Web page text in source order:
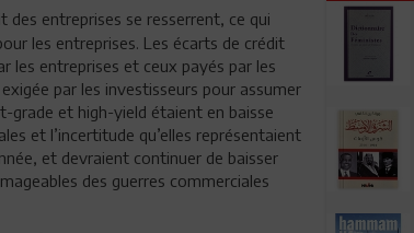
entreprises se resserrent, ce qui
les entreprises. Les écarts de crédit
les entreprises et ceux payés par les
par les investisseurs pour assumer
grade et high-yield étaient en baisse
et l’incertitude qu’elles représentaient
et devraient continuer de baisser
des guerres commerciales